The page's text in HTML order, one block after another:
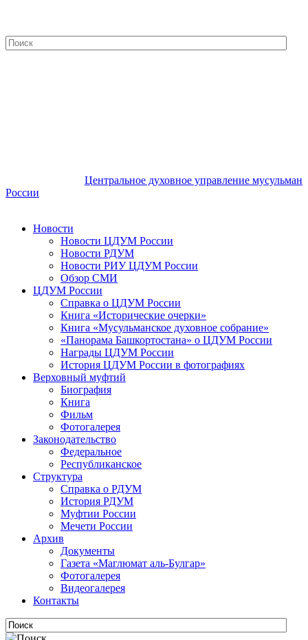
Центральное духовное управление мусульман
России
Новости
Новости ЦДУМ России
Новости РДУМ
Новости РИУ ЦДУМ России
Обзор СМИ
ЦДУМ России
Справка о ЦДУМ России
Книга «Исторические очерки»
Книга «Мусульманское духовное собрание»
«Панорама Башкортостана» о ЦДУМ России
Награды ЦДУМ России
История ЦДУМ России в фотографиях
Верховный муфтий
Биография
Книга
Фильм
Фотогалерея
Законодательство
Федеральное
Республиканское
Структура
Справка о РДУМ
История РДУМ
Муфтии России
Мечети России
Архив
Документы
Газета «Маглюмат аль-Булгар»
Фотогалерея
Видеогалерея
Контакты